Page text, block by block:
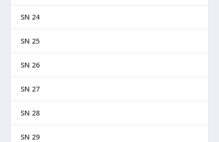
SN 24
SN 25
SN 26
SN 27
SN 28
SN 29